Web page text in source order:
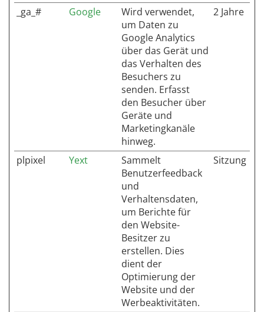
_ga_# Google
Wird verwendet,
um Daten zu
Google Analytics
über das Gerät und
das Verhalten des
Besuchers zu
senden. Erfasst
den Besucher über
Geräte und
Marketingkanäle
hinweg.
2 Jahre
plpixel Yext
Sammelt
Benutzerfeedback
und
Verhaltensdaten,
um Berichte für
den Website-
Besitzer zu
erstellen. Dies
dient der
Optimierung der
Website und der
Werbeaktivitäten.
Sitzung